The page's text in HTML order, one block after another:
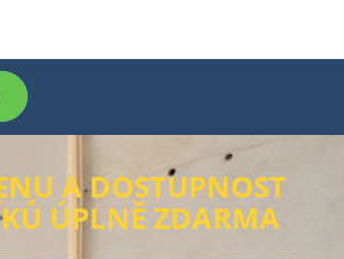
A DOSTUPNOST
ÚPLNĚ ZDARMA